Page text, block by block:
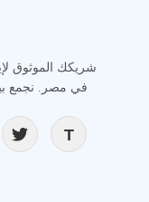
شريكك الموثوق
في مصر. نجمع